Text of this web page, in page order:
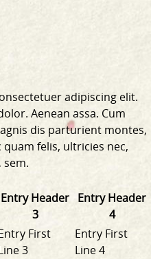
adipiscing elit.
Aenean assa. Cum
dis parturient montes,
felis, ultricies nec,
Entry Header
3
Entry Header
4
First
3
Entry First
Line 4